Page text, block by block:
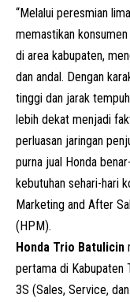
“Melalui peresmian
memastikan
di area kabupaten,
dan andal. Dengan
tinggi dan jarak
lebih dekat menjadi
perluasan jaringan
purna jual Honda
kebutuhan sehari-hari
Marketing and After
(HPM).
Honda Trio Batulicin
pertama di Kabupaten
3S (Sales, Service,